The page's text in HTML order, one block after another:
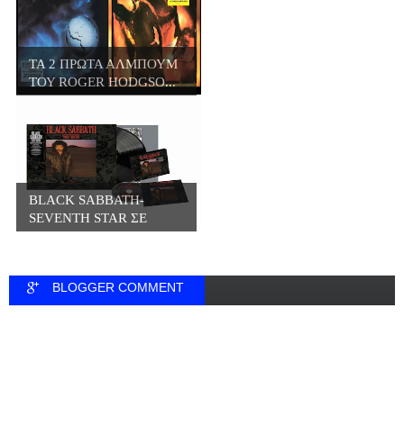
ΤΑ 2 ΠΡΩΤΑ ΑΛΜΠΟΥΜ
ΤΟΥ ROGER HODGSO...
BLACK SABBATH-
SEVENTH STAR ΣΕ
ΒΙΝΥΛ...
BLOGGER COMMENT